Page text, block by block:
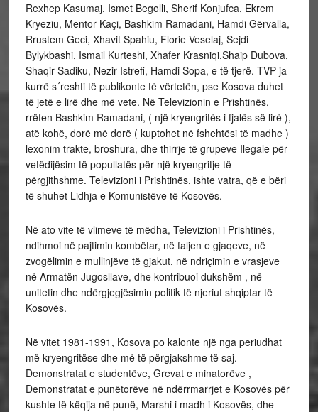
Rexhep Kasumaj, Ismet Begolli, Sherif Konjufca, Ekrem
Kryeziu, Mentor Kaçi, Bashkim Ramadani, Hamdi Gërvalla,
Rrustem Geci, Xhavit Spahiu, Florie Veselaj, Sejdi
Bylykbashi, Ismail Kurteshi, Xhafer Krasniqi,Shaip Dubova,
Shaqir Sadiku, Nezir Istrefi, Hamdi Sopa, e të tjerë. TVP-ja
kurrë s´reshti të publikonte të vërtetën, pse Kosova duhet
të jetë e lirë dhe më vete. Në Televizionin e Prishtinës,
rrëfen Bashkim Ramadani, ( një kryengritës i fjalës së lirë ),
atë kohë, dorë më dorë ( kuptohet në fshehtësi të madhe )
lexonim trakte, broshura, dhe thirrje të grupeve Ilegale për
vetëdijësim të popullatës për një kryengritje të
përgjithshme. Televizioni i Prishtinës, ishte vatra, që e bëri
të shuhet Lidhja e Komunistëve të Kosovës.
Në ato vite të vlimeve të mëdha, Televizioni i Prishtinës,
ndihmoi në pajtimin kombëtar, në faljen e gjaqeve, në
zvogëlimin e mullinjëve të gjakut, në ndriçimin e vrasjeve
në Armatën Jugosllave, dhe kontribuoi dukshëm , në
unitetin dhe ndërgjegjësimin politik të njeriut shqiptar të
Kosovës.
Në vitet 1981-1991, Kosova po kalonte një nga periudhat
më kryengritëse dhe më të përgjakshme të saj.
Demonstratat e studentëve, Grevat e minatorëve ,
Demonstratat e punëtorëve në ndërrmarrjet e Kosovës për
kushte të këqija në punë, Marshi i madh i Kosovës, dhe